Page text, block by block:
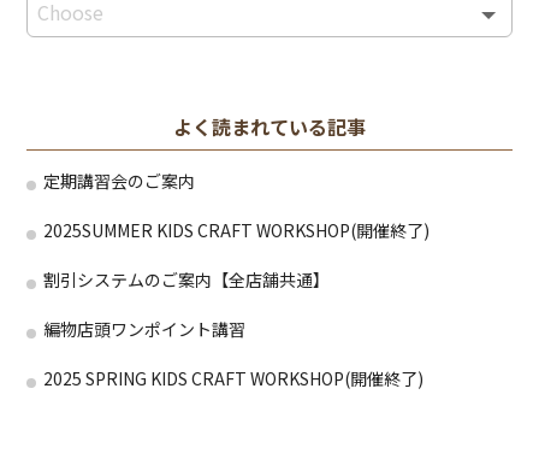
よく読まれている記事
定期講習会のご案内
2025SUMMER KIDS CRAFT WORKSHOP(開催終了)
割引システムのご案内【全店舗共通】
編物店頭ワンポイント講習
2025 SPRING KIDS CRAFT WORKSHOP(開催終了)